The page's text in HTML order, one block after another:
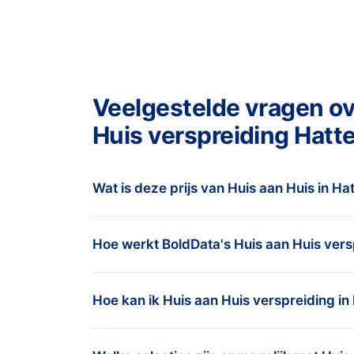
Veelgestelde vragen
Huis verspreiding
Wat is deze prijs van Huis aan Huis in
De prijsstelling is eenvoudig; we rekenen
date consumenten huishoudens. Bekijk
Let op: De prijs voor verspreiden en
Hoe werkt BoldData's Huis aan Huis
Hoe kan ik Huis aan Huis verspreiding